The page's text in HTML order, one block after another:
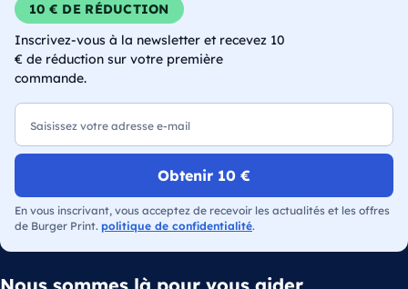
10 € DE RÉDUCTION
Inscrivez-vous à la newsletter et recevez 10
€ de réduction sur votre première
commande.
E-mail
Obtenir 10 €
En vous inscrivant, vous acceptez de recevoir les actualités et les offres
de Burger Print. politique de confidentialité.